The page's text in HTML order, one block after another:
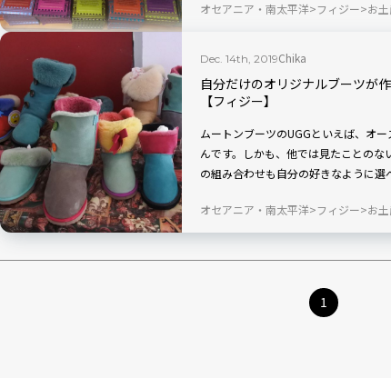
帰ってからもフィジーの思い出に浸れ
オセアニア・南太平洋 フィジー お
Dec. 14th, 2019Chika
自分だけのオリジナルブーツが
【フィジー】
ムートンブーツのUGGといえば、オ
んです。しかも、他では見たことの
の組み合わせも自分の好きなように
いブーツですよ。
オセアニア・南太平洋 フィジー お
1